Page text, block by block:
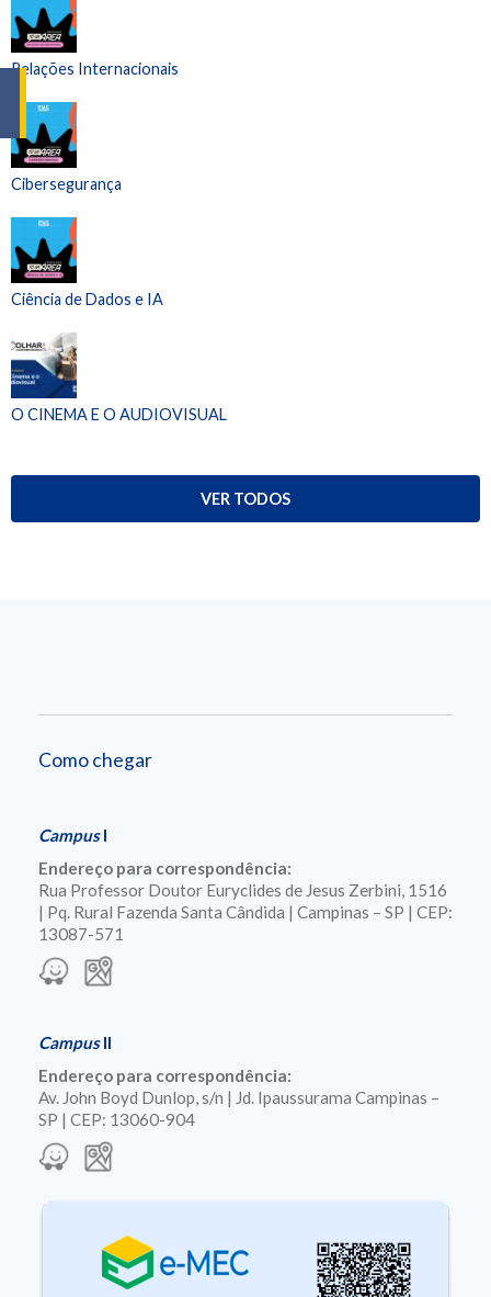
Relações Internacionais
Cibersegurança
Ciência de Dados e IA
O CINEMA E O AUDIOVISUAL
VER TODOS
Como chegar
CampusI
Endereço para correspondência:
Rua Professor Doutor Euryclides de Jesus Zerbini, 1516
| Pq. Rural Fazenda Santa Cândida | Campinas – SP | CEP:
13087-571
CampusII
Endereço para correspondência:
Av. John Boyd Dunlop, s/n | Jd. Ipaussurama Campinas –
SP | CEP: 13060-904